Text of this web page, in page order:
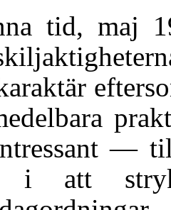
tid, maj
—
i att